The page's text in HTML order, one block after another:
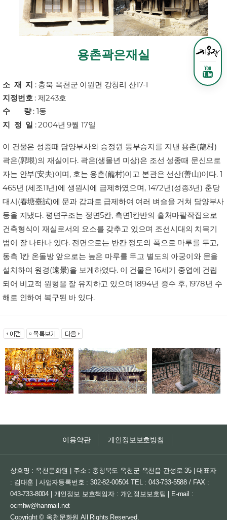
용촌곽은재실
소 재 지 : 충북 옥천군 이원면 강청리 산17-1
지정번호 : 제243호
수 량: 1동
지 정 일 : 2004년 9월 17일
이 건물은 성종때 담양부사와 승정원 동부승지를 지낸 용촌(龍村)
곽은(郭垠)의 재실이다. 곽은(생몰년 미상)은 조선 성종때 문신으로
자는 안부(安夫)이며, 호는 용촌(龍村)이고 본관은 선산(善山)이다. 1
465년 (세조11년)에 생원시에 급제하였으며, 1472년(성종3년) 춘당
대시(春塘臺試)에 문과 갑과로 급제하여 여러 벼슬을 거쳐 담양부사
등을 지냈다. 평면구조는 정면5칸, 측면1칸반의 홑처마팔작집으로
건축형식이 재실로서의 요소를 갖추고 있으며 조선시대의 치목기
법이 잘 나타나 있다. 전면으로는 반칸 정도의 폭으로 마루를 두고,
동측 1칸 온돌방 앞으로는 높은 마루를 두고 별도의 아궁이와 문을
설치하여 원경(遠景)을 보게하였다. 이 건물은 16세기 중엽에 건립
되어 비교적 원형을 잘 유지하고 있으며 1894년 중수 후, 1978년 수
해로 인하여 복구된 바 있다.
이용약관 개인정보보호방침
상호명 : 옥천문화원 | 주소 : 충청북도 옥천군 옥천읍 관성로 35 | 대표자
: 김대훈 | 사업자등록번호 : 302-82-00504TEL : 043-733-5588 / FAX :
043-733-8004 | 개인정보 보호책임자 : 개인정보보호팀 | E-mail :
ocmhw@hanmail.net
Copyright © 옥천문화원 All Rights Reserved.